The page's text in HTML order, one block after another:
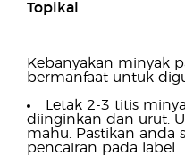
Topikal
Kebanyakan minyak
bermanfaat untuk
Letak 2-3 titis
diinginkan dan urut.
mahu. Pastikan anda
pencairan pada label.